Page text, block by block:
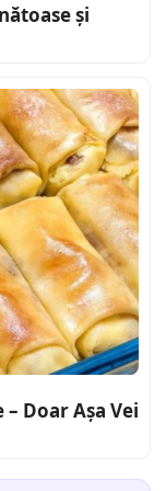
și
Doar Așa Vei